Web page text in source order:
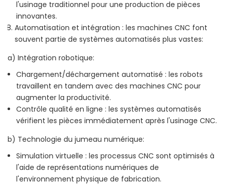
l'usinage traditionnel pour une production de pièces
innovantes.
Automatisation et intégration : les machines CNC font
souvent partie de systèmes automatisés plus vastes:
a) Intégration robotique:
Chargement/déchargement automatisé : les robots
travaillent en tandem avec des machines CNC pour
augmenter la productivité.
Contrôle qualité en ligne : les systèmes automatisés
vérifient les pièces immédiatement après l'usinage CNC.
b) Technologie du jumeau numérique:
Simulation virtuelle : les processus CNC sont optimisés à
l'aide de représentations numériques de
l'environnement physique de fabrication.